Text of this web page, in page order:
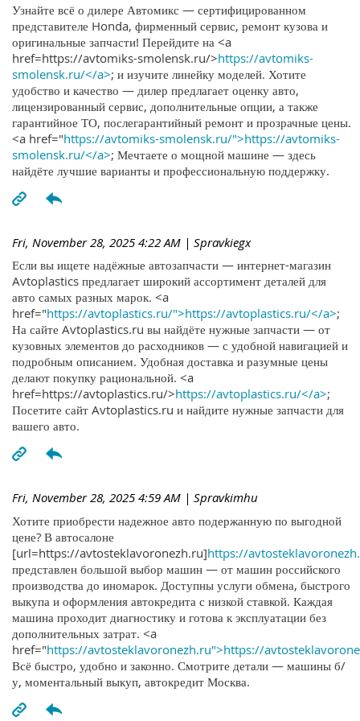
Узнайте всё о дилере Автомикс — сертифицированном
представителе Honda, фирменный сервис, ремонт кузова и
оригинальные запчасти! Перейдите на <a
href=https://avtomiks-smolensk.ru/>https://avtomiks-
smolensk.ru/</a>; и изучите линейку моделей. Хотите
удобство и качество — дилер предлагает оценку авто,
лицензированный сервис, дополнительные опции, а также
гарантийное ТО, послегарантийный ремонт и прозрачные цены.
<a href="https://avtomiks-smolensk.ru/">https://avtomiks-
smolensk.ru/</a>; Мечтаете о мощной машине — здесь
найдёте лучшие варианты и профессиональную поддержку.
Fri, November 28, 2025 4:22 AM | Spravkiegx
Если вы ищете надёжные автозапчасти — интернет-магазин
Avtoplastics предлагает широкий ассортимент деталей для
авто самых разных марок. <a
href="https://avtoplastics.ru/">https://avtoplastics.ru/</a>;
На сайте Avtoplastics.ru вы найдёте нужные запчасти — от
кузовных элементов до расходников — с удобной навигацией и
подробным описанием. Удобная доставка и разумные цены
делают покупку рациональной. <a
href=https://avtoplastics.ru/>https://avtoplastics.ru/</a>;
Посетите сайт Avtoplastics.ru и найдите нужные запчасти для
вашего авто.
Fri, November 28, 2025 4:59 AM | Spravkimhu
Хотите приобрести надежное авто подержанную по выгодной
цене? В автосалоне
[url=https://avtosteklavoronezh.ru]https://
представлен большой выбор машин — от машин российского
производства до иномарок. Доступны услуги обмена, быстрого
выкупа и оформления автокредита с низкой ставкой. Каждая
машина проходит диагностику и готова к эксплуатации без
дополнительных затрат. <a
href="https://avtosteklavoronezh.ru">https://
Всё быстро, удобно и законно. Смотрите детали — машины б/
у, моментальный выкуп, автокредит Москва.